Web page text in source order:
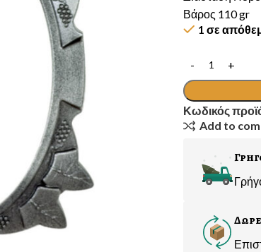
Βάρος 110 gr
1 σε
Κωδικός
Add to